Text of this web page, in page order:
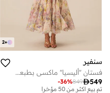
+
2
سنفير
فستان "أليسيا" ماكسي بطبعة الزهور وأكمام بكشكشة
549
849
-36%
توصيل مجاني